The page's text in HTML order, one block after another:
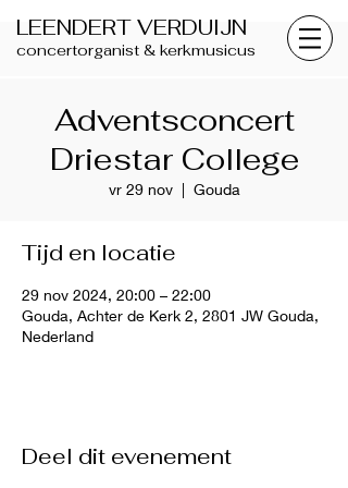
LEENDERT VERDUIJN
concertorganist & kerkmusicus
Adventsconcert
Driestar College
vr 29 nov
  |
Gouda
Tijd en locatie
29 nov 2024, 20:00 – 22:00
Gouda, Achter de Kerk 2, 2801 JW Gouda,
Nederland
Deel dit evenement